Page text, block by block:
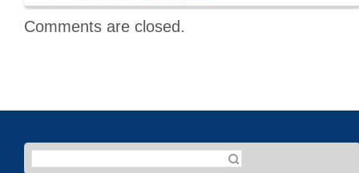
Comments are closed.